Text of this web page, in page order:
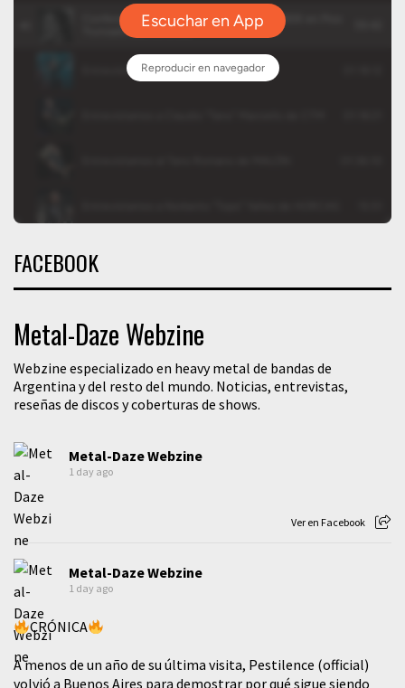
FACEBOOK
Metal-Daze Webzine
Webzine especializado en heavy metal de bandas de
Argentina y del resto del mundo. Noticias, entrevistas,
reseñas de discos y coberturas de shows.
Metal-Daze Webzine
1 day ago
Ver en Facebook
Metal-Daze Webzine
1 day ago
CRÓNICA
A menos de un año de su última visita, Pestilence (official)
volvió a Buenos Aires para demostrar por qué sigue siendo